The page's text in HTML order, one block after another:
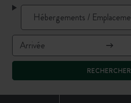
RECHERCHER